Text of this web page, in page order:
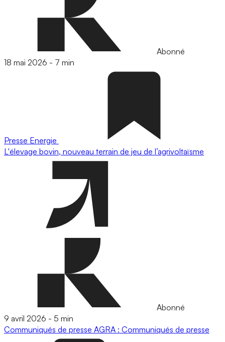
Abonné
18 mai 2026 - 7 min
Presse Energie
L'élevage bovin, nouveau terrain de jeu de l’agrivoltaïsme
Abonné
9 avril 2026 - 5 min
Communiqués de presse AGRA : Communiqués de presse